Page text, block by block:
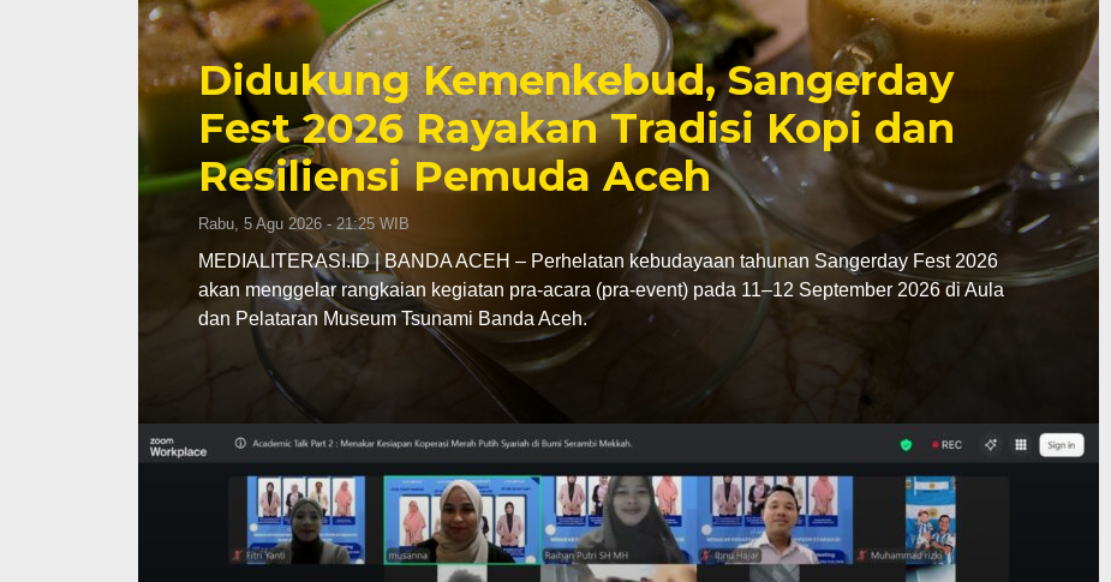
Didukung Kemenkebud, Sangerday
Fest 2026 Rayakan Tradisi Kopi dan
Resiliensi Pemuda Aceh
Rabu, 5 Agu 2026 - 21:25 WIB
MEDIALITERASI.ID | BANDA ACEH – Perhelatan kebudayaan tahunan Sangerday Fest 2026
akan menggelar rangkaian kegiatan pra-acara (pra-event) pada 11–12 September 2026 di Aula
dan Pelataran Museum Tsunami Banda Aceh.